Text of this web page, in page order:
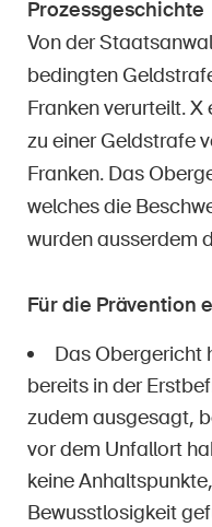
Prozessgeschichte
Von der
bedingten
Franken verurteilt.
zu einer Geldstrafe
Franken. Das
welches die
wurden ausserdem
Für die Prävention
Das Obergericht
bereits in der
zudem ausgesagt,
vor dem Unfallort
keine
Bewusstlosigkeit